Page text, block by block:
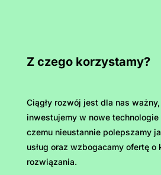
Z czego korzystamy?
Ciągły rozwój jest dla nas
inwestujemy w nowe
czemu nieustannie polepszamy
usług oraz wzbogacamy ofertę o
rozwiązania.